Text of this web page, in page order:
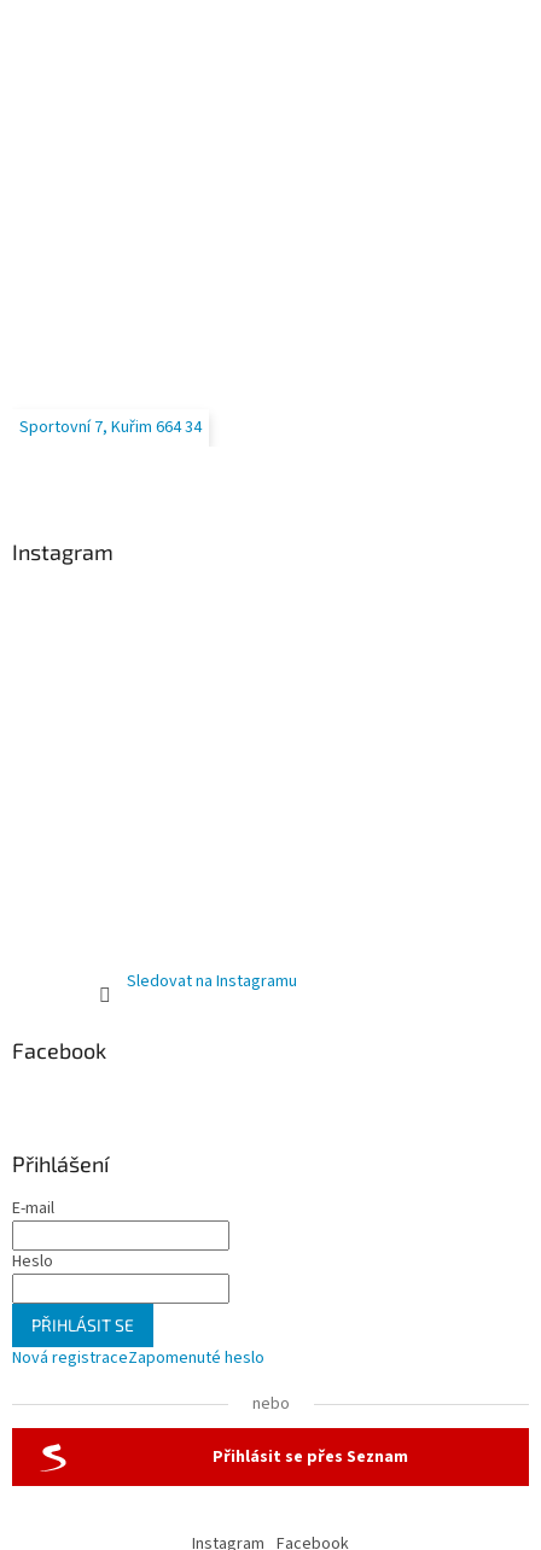
Sportovní 7, Kuřim 664 34
Instagram
Sledovat na Instagramu
Facebook
Přihlášení
E-mail
Heslo
PŘIHLÁSIT SE
Nová registraceZapomenuté heslo
nebo
Přihlásit se přes Seznam
Instagram Facebook